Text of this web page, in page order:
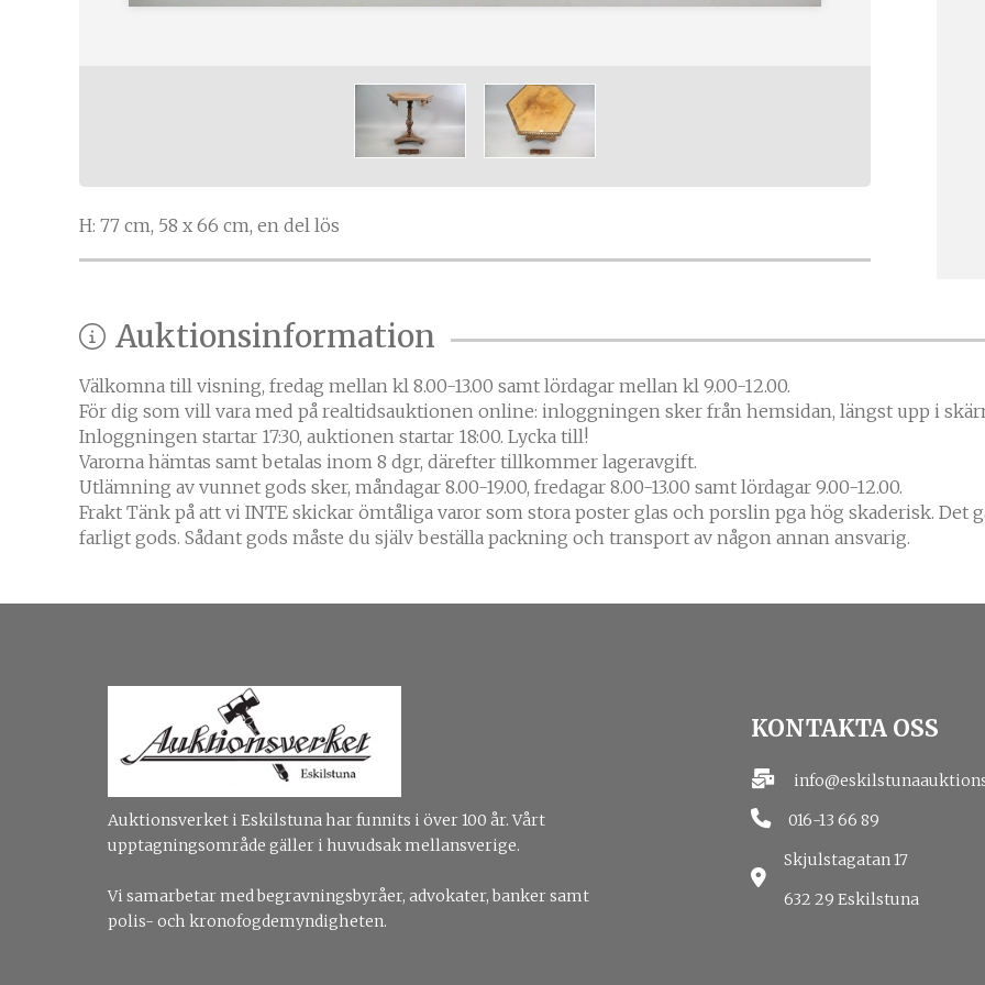
H: 77 cm, 58 x 66 cm, en del lös
Auktionsinformation
Välkomna till visning, fredag mellan kl 8.00-13.00 samt lördagar mellan kl 9.00-12.00.
För dig som vill vara med på realtidsauktionen online: inloggningen sker från hemsidan, längst upp i
Inloggningen startar 17:30, auktionen startar 18:00. Lycka till!
Varorna hämtas samt betalas inom 8 dgr, därefter tillkommer lageravgift.
Utlämning av vunnet gods sker, måndagar 8.00-19.00, fredagar 8.00-13.00 samt lördagar 9.00-12.00.
Frakt Tänk på att vi INTE skickar ömtåliga varor som stora poster glas och porslin pga hög skaderisk. Det
farligt gods. Sådant gods måste du själv beställa packning och transport av någon annan ansvarig.
Auktionsverket i Eskilstuna har funnits i över 100 år. Vårt
upptagningsområde gäller i huvudsak mellansverige.
Vi samarbetar med begravningsbyråer, advokater, banker samt
polis- och kronofogdemyndigheten.
KONTAKTA OSS
016-13 66 89
Skjulstagatan 17
632 29 Eskilstuna